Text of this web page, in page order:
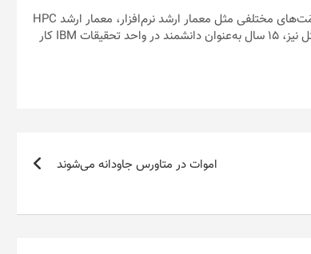
رابرت ویسنیفسکی پیش از پیوستن به سامسونگ، ۱۰ سال در اینتل کار کرده و سِمَت‌های مختلفی مثل معمار ارشد نرم‌افزار، معمار ارشد HPC
و سرپرست فنی PI برای Aurora را برعهده داشته است. ویسنیفسکی پیش از اینتل نیز، ۱۵ سال به‌عنوان دانشمند در واحد تحقیقات IBM کار
اموات در متاورس جاودانه می‌شوند